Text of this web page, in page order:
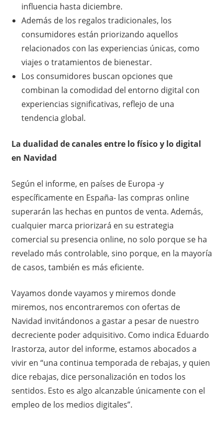
influencia hasta diciembre.
Además de los regalos tradicionales, los
consumidores están priorizando aquellos
relacionados con las experiencias únicas, como
viajes o tratamientos de bienestar.
Los consumidores buscan opciones que
combinan la comodidad del entorno digital con
experiencias significativas, reflejo de una
tendencia global.
La dualidad de canales entre lo físico y lo digital
en Navidad
Según el informe, en países de Europa -y
específicamente en España- las compras online
superarán las hechas en puntos de venta. Además,
cualquier marca priorizará en su estrategia
comercial su presencia online, no solo porque se ha
revelado más controlable, sino porque, en la mayoría
de casos, también es más eficiente.
Vayamos donde vayamos y miremos donde
miremos, nos encontraremos con ofertas de
Navidad invitándonos a gastar a pesar de nuestro
decreciente poder adquisitivo. Como indica Eduardo
Irastorza, autor del informe, estamos abocados a
vivir en “una continua temporada de rebajas, y quien
dice rebajas, dice personalización en todos los
sentidos. Esto es algo alcanzable únicamente con el
empleo de los medios digitales”.